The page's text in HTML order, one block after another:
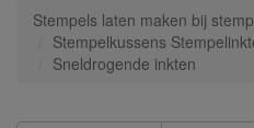
Stempels laten maken bij
Stempelkussens
Sneldrogende inkten